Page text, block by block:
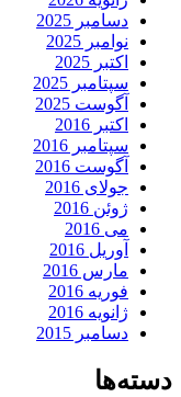
دسامبر 2025
نوامبر 2025
اکتبر 2025
سپتامبر 2025
آگوست 2025
اکتبر 2016
سپتامبر 2016
آگوست 2016
جولای 2016
ژوئن 2016
می 2016
آوریل 2016
مارس 2016
فوریه 2016
ژانویه 2016
دسامبر 2015
دسته‌ها